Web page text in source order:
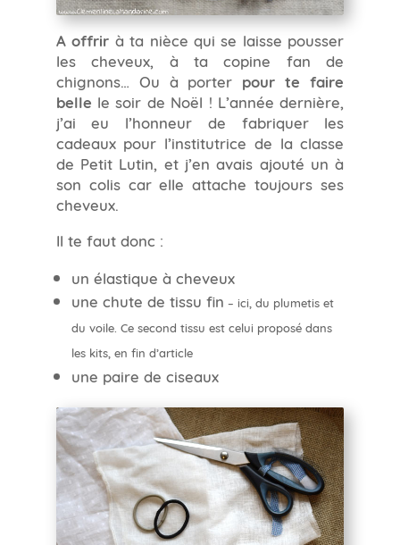
A offrir à ta nièce qui se laisse pousser
les cheveux, à ta copine fan de
chignons… Ou à porter pour te faire
belle le soir de Noël ! L’année dernière,
j’ai eu l’honneur de fabriquer les
cadeaux pour l’institutrice de la classe
de Petit Lutin, et j’en avais ajouté un à
son colis car elle attache toujours ses
cheveux.
Il te faut donc :
un élastique à cheveux
une chute de tissu fin – ici, du plumetis et
du voile. Ce second tissu est celui proposé dans
les kits, en fin d’article
une paire de ciseaux